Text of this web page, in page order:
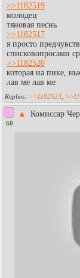
>>1182519
молодец
тяновая песнь
>>1182517
я просто
списковопросами
>>1182520
которая на пике,
лав ме лав ме
>>1182523
▲ Комиссар
60